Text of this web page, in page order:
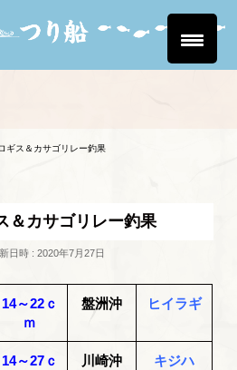
ギス＆カサゴリレー釣果
＆カサゴリレー釣果
日時 : 2020年7月27日
14～22ｃ
ｍ
盤洲沖 ヒイラギ
14～27ｃ
川崎沖
キジハ